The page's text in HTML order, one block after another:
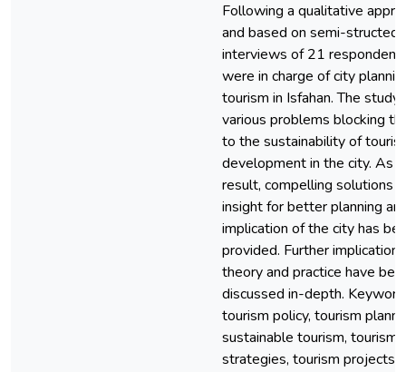
Following a qualitative
and based on semi-structed
interviews of 21
were in charge of city
tourism in Isfahan. The study
various problems blocking
to the sustainability of
development in the city. As a
result, compelling solutions
insight for better planning
implication of the city has
provided. Further
theory and practice have
discussed in-depth.
tourism policy, tourism
sustainable tourism, tourism
strategies, tourism projects,